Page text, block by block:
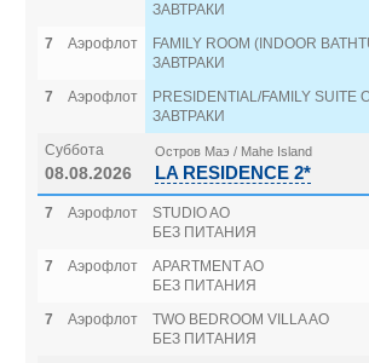
ЗАВТРАКИ
7 Аэрофлот
FAMILY ROOM (INDOOR
ЗАВТРАКИ
7 Аэрофлот
PRESIDENTIAL/FAMILY SUITE
ЗАВТРАКИ
Суббота
08.08.2026
Остров Маэ / Mahe Island
LA RESIDENCE 2*
7 Аэрофлот
STUDIO AO
БЕЗ ПИТАНИЯ
7 Аэрофлот
APARTMENT AO
БЕЗ ПИТАНИЯ
7 Аэрофлот
TWO BEDROOM VILLA AO
БЕЗ ПИТАНИЯ